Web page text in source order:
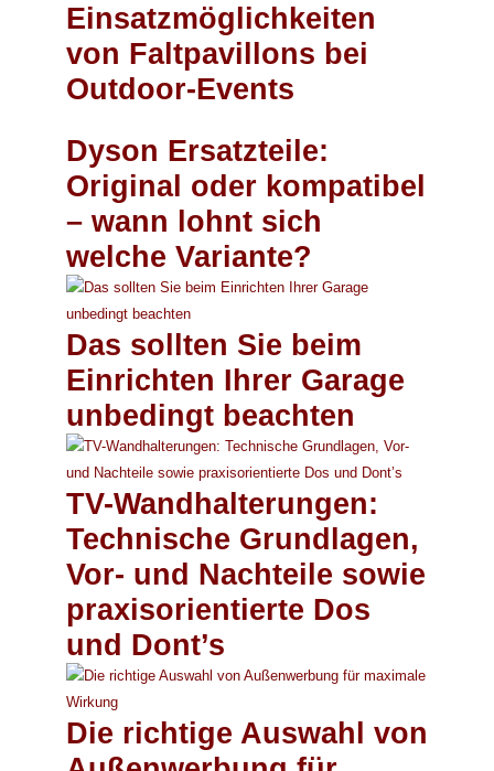
Einsatzmöglichkeiten
von Faltpavillons bei
Outdoor-Events
Dyson Ersatzteile:
Original oder kompatibel
– wann lohnt sich
welche Variante?
Das sollten Sie beim
Einrichten Ihrer Garage
unbedingt beachten
TV-Wandhalterungen:
Technische Grundlagen,
Vor- und Nachteile sowie
praxisorientierte Dos
und Dont’s
Die richtige Auswahl von